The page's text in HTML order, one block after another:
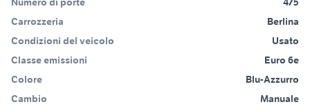
Carrozzeria
Berlina
Condizioni del veicolo
Usato
Classe emissioni
Euro 6e
Colore
Blu-Azzurro
Cambio
Manuale